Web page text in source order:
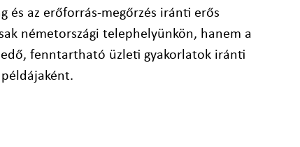
és az erőforrás-megőrzés iránti erős
németországi telephelyünkön, hanem a
fenntartható üzleti gyakorlatok iránti